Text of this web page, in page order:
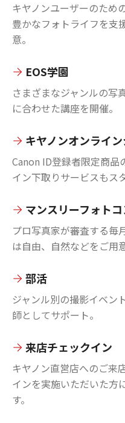
キヤノンユーザーのため
豊かなフォトライフを支
意。
EOS学園
さまざまなジャンルの写
に合わせた講座を開催。
キヤノンオンライ
Canon ID登録者限定商品
イン下取りサービスもス
マンスリーフォト
プロ写真家が審査する毎
は自由、自然などをご用
部活
ジャンル別の撮影イベン
師としてサポート。
来店チェックイン
キヤノン直営店へのご来
インを実施いただいた方
す。